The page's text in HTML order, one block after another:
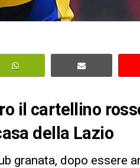
il cartellino
della Lazio
granata, dopo essere